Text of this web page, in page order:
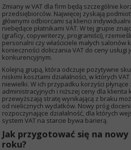
Zmiany w VAT dla firm będą szczególnie
przedsiębiorców. Najwięcej zyskają
głównymi odbiorcami są klienci
niebędące płatnikami VAT. W tej grupie
(graficy, copywriterzy, programiści),
personalni czy właściciele małych salonów
konieczności doliczania VAT do ceny
konkurencyjnym.
Kolejną grupą, która odczuje pozytywne
niskimi kosztami działalności, w których
niewielki. W ich przypadku korzyści
administracyjnych i niższej ceny dla klienta
przewyższają stratę wynikającą z braku
od nielicznych wydatków. Nowy próg
rozpoczynające działalność, dla których
system VAT na starcie bywa barierą.
Jak przygotować się na
roku?